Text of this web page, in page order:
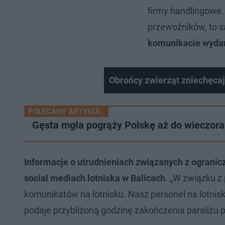
firmy
przewoźników, to
komunikacie
Obrońcy zwierząt
POLECANY ARTYKUŁ:
Gęsta mgła pogrąży Polskę aż do
Informacje o utrudnieniach związanych z
social mediach lotniska w Balicach. „W związku
komunikatów na lotnisku. Nasz personel na
podaje przybliżoną godzinę zakończenia paraliżu